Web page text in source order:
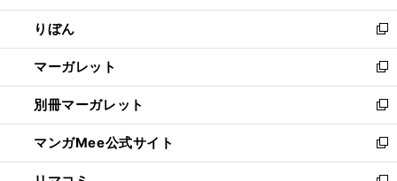
開
く
ウ
で
開
く
ン
ド
ウ
で
開
く
ウ
ィ
ン
ド
ウ
で
開
く
りぼん
新
し
い
ウ
ィ
ン
ド
ウ
マーガレット
新
し
い
ウ
ィ
ン
別冊マーガレット
新
し
い
ウ
マンガMee公式サイト
新
し